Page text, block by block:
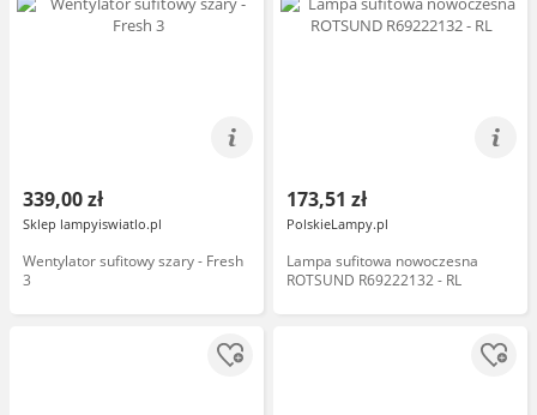
339,00 zł
Sklep lampyiswiatlo.pl
Wentylator sufitowy szary - Fresh
3
173,51 zł
PolskieLampy.pl
Lampa sufitowa nowoczesna
ROTSUND R69222132 - RL